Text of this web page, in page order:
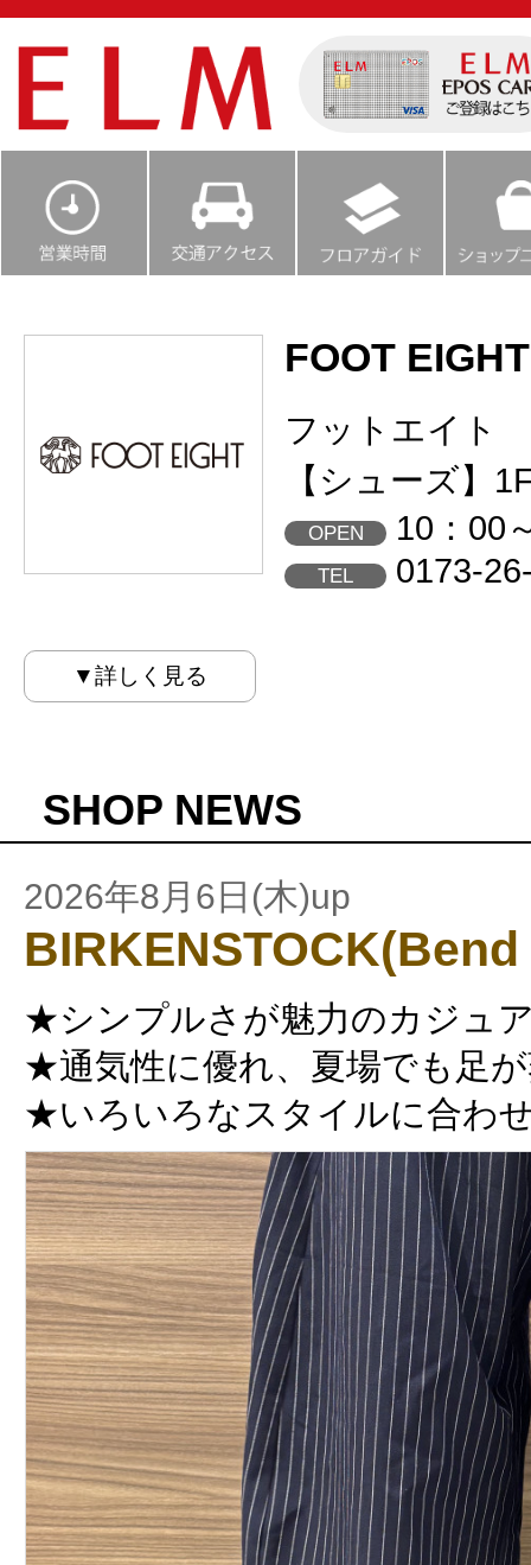
FOOT EIGHT
フットエイト
【シューズ】
OPEN 10：00
TEL 0173-
▼詳しく見る
SHOP NEWS
2026年8月6日(木)up
★シンプルさが魅力のカジュ
★通気性に優れ、夏場でも足
★いろいろなスタイルに合わ